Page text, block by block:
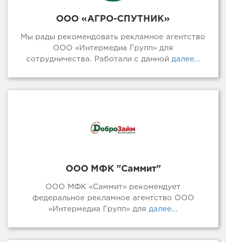
ООО «АГРО-СПУТНИК»
Мы рады рекомендовать рекламное агентство
ООО «Интермедиа Групп» для
сотрудничества. Работали с даннойдалее...
ООО МФК "Саммит"
ООО МФК «Саммит» рекомендует
федеральное рекламное агентство ООО
«Интермедиа Групп» для далее...